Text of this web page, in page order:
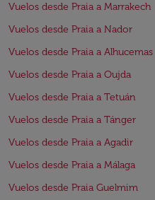
Vuelos desde Praia a Marrakech
Vuelos desde Praia a Nador
Vuelos desde Praia a Alhucemas
Vuelos desde Praia a Oujda
Vuelos desde Praia a Tetuán
Vuelos desde Praia a Tánger
Vuelos desde Praia a Agadir
Vuelos desde Praia a Málaga
Vuelos desde Praia Guelmim